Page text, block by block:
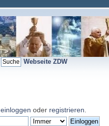
Webseite ZDW
einloggen oder registrieren